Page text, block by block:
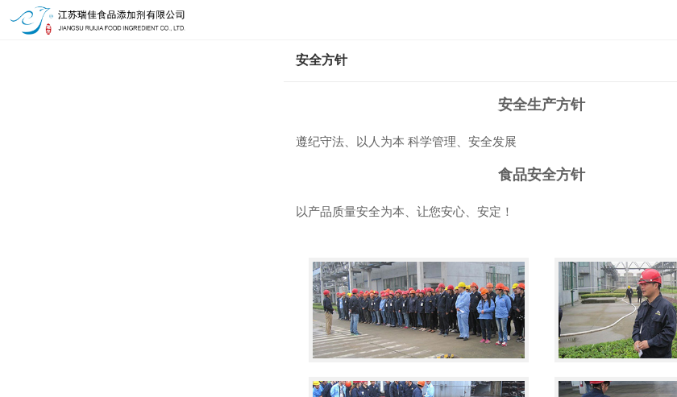
安全方针
安全生产方针
遵纪守法、以人为本 科学管理、安全发展
食品安全方针
以产品质量安全为本、让您安心、安定！